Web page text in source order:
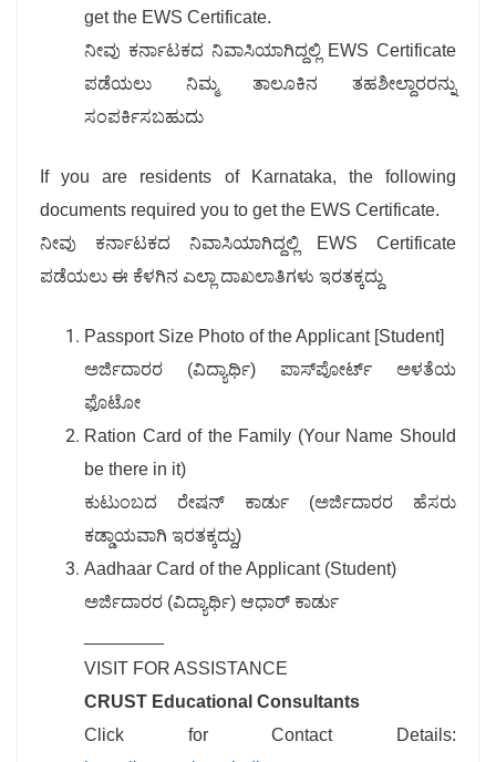
get the EWS Certificate.
ನೀವು ಕರ್ನಾಟಕದ ನಿವಾಸಿಯಾಗಿದ್ದಲ್ಲಿ EWS Certificate
ಪಡೆಯಲು ನಿಮ್ಮ ತಾಲೂಕಿನ ತಹಶೀಲ್ದಾರರನ್ನು
ಸಂಪರ್ಕಿಸಬಹುದು
If you are residents of Karnataka, the following
documents required you to get the EWS Certificate.
ನೀವು ಕರ್ನಾಟಕದ ನಿವಾಸಿಯಾಗಿದ್ದಲ್ಲಿ EWS Certificate
ಪಡೆಯಲು ಈ ಕೆಳಗಿನ ಎಲ್ಲಾ ದಾಖಲಾತಿಗಳು ಇರತಕ್ಕದ್ದು
Passport Size Photo of the Applicant [Student]
ಅರ್ಜಿದಾರರ (ವಿದ್ಯಾರ್ಥಿ) ಪಾಸ್‍ಪೋರ್ಟ್ ಅಳತೆಯ
ಫೊಟೋ
Ration Card of the Family (Your Name Should
be there in it)
ಕುಟುಂಬದ ರೇಷನ್ ಕಾರ್ಡು (ಅರ್ಜಿದಾರರ ಹೆಸರು
ಕಡ್ಡಾಯವಾಗಿ ಇರತಕ್ಕದ್ದು)
Aadhaar Card of the Applicant (Student)
ಅರ್ಜಿದಾರರ (ವಿದ್ಯಾರ್ಥಿ) ಆಧಾರ್ ಕಾರ್ಡು
VISIT FOR ASSISTANCE
CRUST Educational Consultants
Click for Contact Details: